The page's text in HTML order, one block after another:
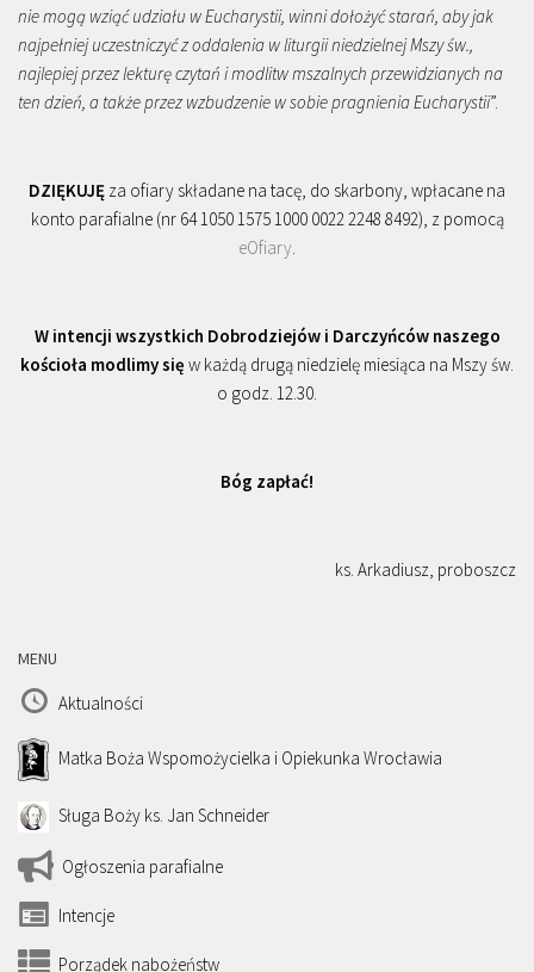
nie mogą wziąć udziału w Eucharystii, winni dołożyć starań, aby jak
najpełniej uczestniczyć z oddalenia w liturgii niedzielnej Mszy św.,
najlepiej przez lekturę czytań i modlitw mszalnych przewidzianych na
ten dzień, a także przez wzbudzenie w sobie pragnienia Eucharystii”.
DZIĘKUJĘ za ofiary składane na tacę, do skarbony, wpłacane na
konto parafialne (nr 64 1050 1575 1000 0022 2248 8492), z pomocą
eOfiary.
W intencji wszystkich Dobrodziejów i Darczyńców naszego
kościoła modlimy się w każdą drugą niedzielę miesiąca na Mszy św.
o godz. 12.30.
Bóg zapłać!
ks. Arkadiusz, proboszcz
MENU
Aktualności
Matka Boża Wspomożycielka i Opiekunka Wrocławia
Sługa Boży ks. Jan Schneider
Ogłoszenia parafialne
Intencje
Porządek nabożeństw